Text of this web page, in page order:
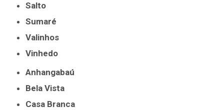
Salto
Sumaré
Valinhos
Vinhedo
Anhangabaú
Bela Vista
Casa Branca